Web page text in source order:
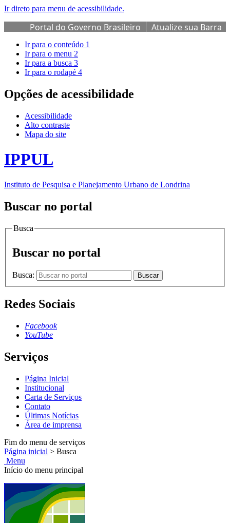
Ir direto para menu de acessibilidade.
Portal do Governo Brasileiro
Atualize sua Barra
de Governo
Ir para o conteúdo 1
Ir para o menu 2
Ir para a busca 3
Ir para o rodapé 4
Opções de acessibilidade
Acessibilidade
Alto contraste
Mapa do site
IPPUL
Instituto de Pesquisa e Planejamento Urbano de Londrina
Buscar no portal
Busca
Buscar no portal
Busca: Buscar
Redes Sociais
Facebook
YouTube
Serviços
Página Inicial
Institucional
Carta de Serviços
Contato
Últimas Notícias
Área de imprensa
Fim do menu de serviços
Página inicial > Busca
Menu
Início do menu principal